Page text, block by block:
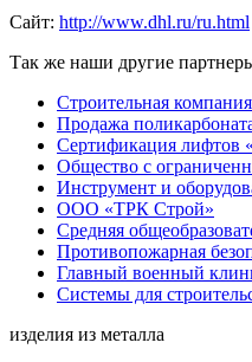
Сайт: http://www.dhl.ru/ru.html
Так же наши другие
Строительная
Продажа
Сертификация лифтов
Общество с
Инструмент и
ООО «ТРК Строй»
Средняя
Противопожарная
Главный военный
Системы для
изделия из металла